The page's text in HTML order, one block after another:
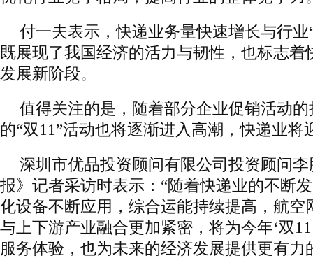
付一夫表示，快递业务量快速增长与行业
既展现了我国经济的活力与韧性，也标志着
发展新阶段。
值得关注的是，随着部分企业促销活动
的“双11”活动也将逐渐进入高潮，快递业将
深圳市优品投资顾问有限公司投资顾问
报》记者采访时表示：“随着快递业的不断
化设备不断应用，综合运能持续提高，航空
与上下游产业融合更加紧密，将为今年‘双
服务体验，也为未来的经济发展提供更有力